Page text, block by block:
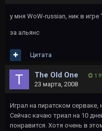
у мня WoW-russian, ник в
за альянс
Цитата
The Old One 1
23 марта, 2008
Играл на пиратском
Сейчас качаю триал на 10
понравится. Хотя очень в